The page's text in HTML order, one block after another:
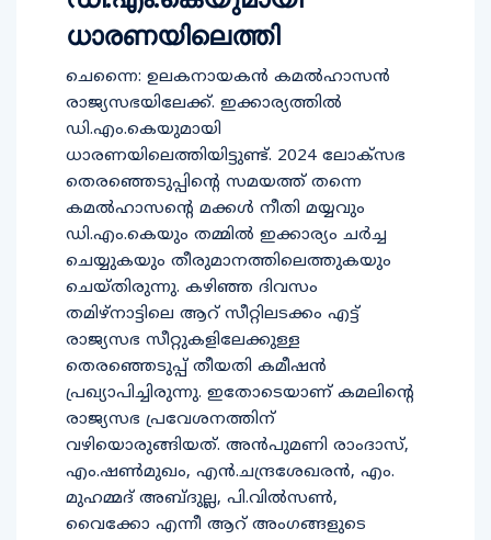
ധാരണയിലെത്തി
ചെന്നൈ: ഉലകനായകന്‍ കമല്‍ഹാസന്‍
രാജ്യസഭയിലേക്ക്. ഇക്കാര്യത്തില്‍
ഡി.എം.കെയുമായി
ധാരണയിലെത്തിയിട്ടുണ്ട്. 2024 ലോക്‌സഭ
തെരഞ്ഞെടുപ്പിന്റെ സമയത്ത് തന്നെ
കമല്‍ഹാസന്റെ മക്കള്‍ നീതി മയ്യവും
ഡി.എം.കെയും തമ്മില്‍ ഇക്കാര്യം ചര്‍ച്ച
ചെയ്യുകയും തീരുമാനത്തിലെത്തുകയും
ചെയ്തിരുന്നു. കഴിഞ്ഞ ദിവസം
തമിഴ്‌നാട്ടിലെ ആറ് സീറ്റിലടക്കം എട്ട്
രാജ്യസഭ സീറ്റുകളിലേക്കുള്ള
തെരഞ്ഞെടുപ്പ് തീയതി കമീഷന്‍
പ്രഖ്യാപിച്ചിരുന്നു. ഇതോടെയാണ് കമലിന്റെ
രാജ്യസഭ പ്രവേശനത്തിന്
വഴിയൊരുങ്ങിയത്. അന്‍പുമണി രാംദാസ്,
എം.ഷണ്‍മുഖം, എന്‍.ചന്ദ്രശേഖരന്‍, എം.
മുഹമ്മദ് അബ്ദുല്ല, പി.വില്‍സണ്‍,
വൈക്കോ എന്നീ ആറ് അംഗങ്ങളുടെ